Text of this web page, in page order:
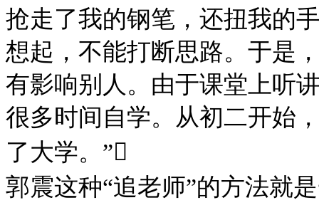
抢走了我的钢笔，还扭我的
想起，不能打断思路。于是
有影响别人。由于课堂上听
很多时间自学。从初二开始
了大学。”
郭震这种“追老师”的方法就